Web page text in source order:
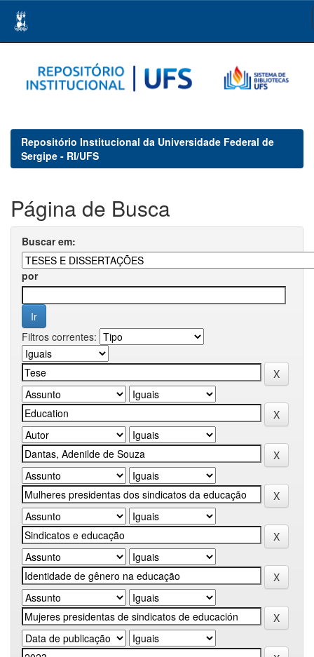
navigation
Repositório Institucional da Universidade Federal de
Sergipe - RI/UFS
Página de Busca
Buscar em:
por
Filtros correntes: